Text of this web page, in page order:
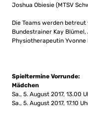
Joshua Obiesie (MTSV
Die Teams werden
Bundestrainer Kay
Physiotherapeutin Yvonne
Spieltermine Vorrunde:
Mädchen
Sa., 5. August 2017, 13.00
Sa., 5. August 2017, 17.10